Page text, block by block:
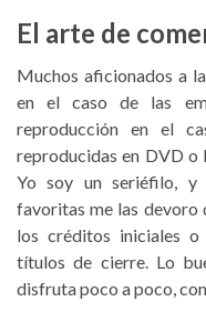
El arte de
Muchos aficionados a
en el caso de las
reproducción en el
reproducidas en DVD o
Yo soy un seriéfilo, y
favoritas me las devoro
los créditos iniciales
títulos de cierre. Lo
disfruta poco a poco,